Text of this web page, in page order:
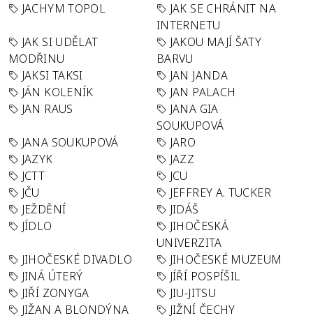
JACHYM TOPOL
JAK SE CHRÁNIT NA
INTERNETU
JAK SI UDĚLAT
MODŘINU
JAKOU MAJÍ ŠATY
BARVU
JAKSI TAKSI
JAN JANDA
JÁN KOLENÍK
JAN PALACH
JAN RAUS
JANA GIA
SOUKUPOVÁ
JANA SOUKUPOVÁ
JARO
JAZYK
JAZZ
JCTT
JCU
JČU
JEFFREY A. TUCKER
JEŽDĚNÍ
JIDÁŠ
JÍDLO
JIHOČESKÁ
UNIVERZITA
JIHOČESKÉ DIVADLO
JIHOČESKÉ MUZEUM
JINÁ ÚTERÝ
JÍŘÍ POSPÍŠIL
JIŘÍ ZONYGA
JIU-JITSU
JIŽAN A BLONDÝNA
JIŽNÍ ČECHY